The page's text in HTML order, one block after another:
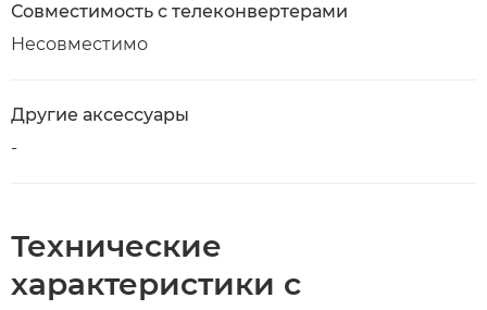
Совместимость с телеконвертерами
Несовместимо
Другие аксессуары
-
Технические
характеристики с